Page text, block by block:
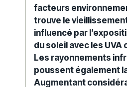
facteurs
trouve le
influencé par
du soleil avec les UVA
Les rayonnements
poussent également
Augmentant